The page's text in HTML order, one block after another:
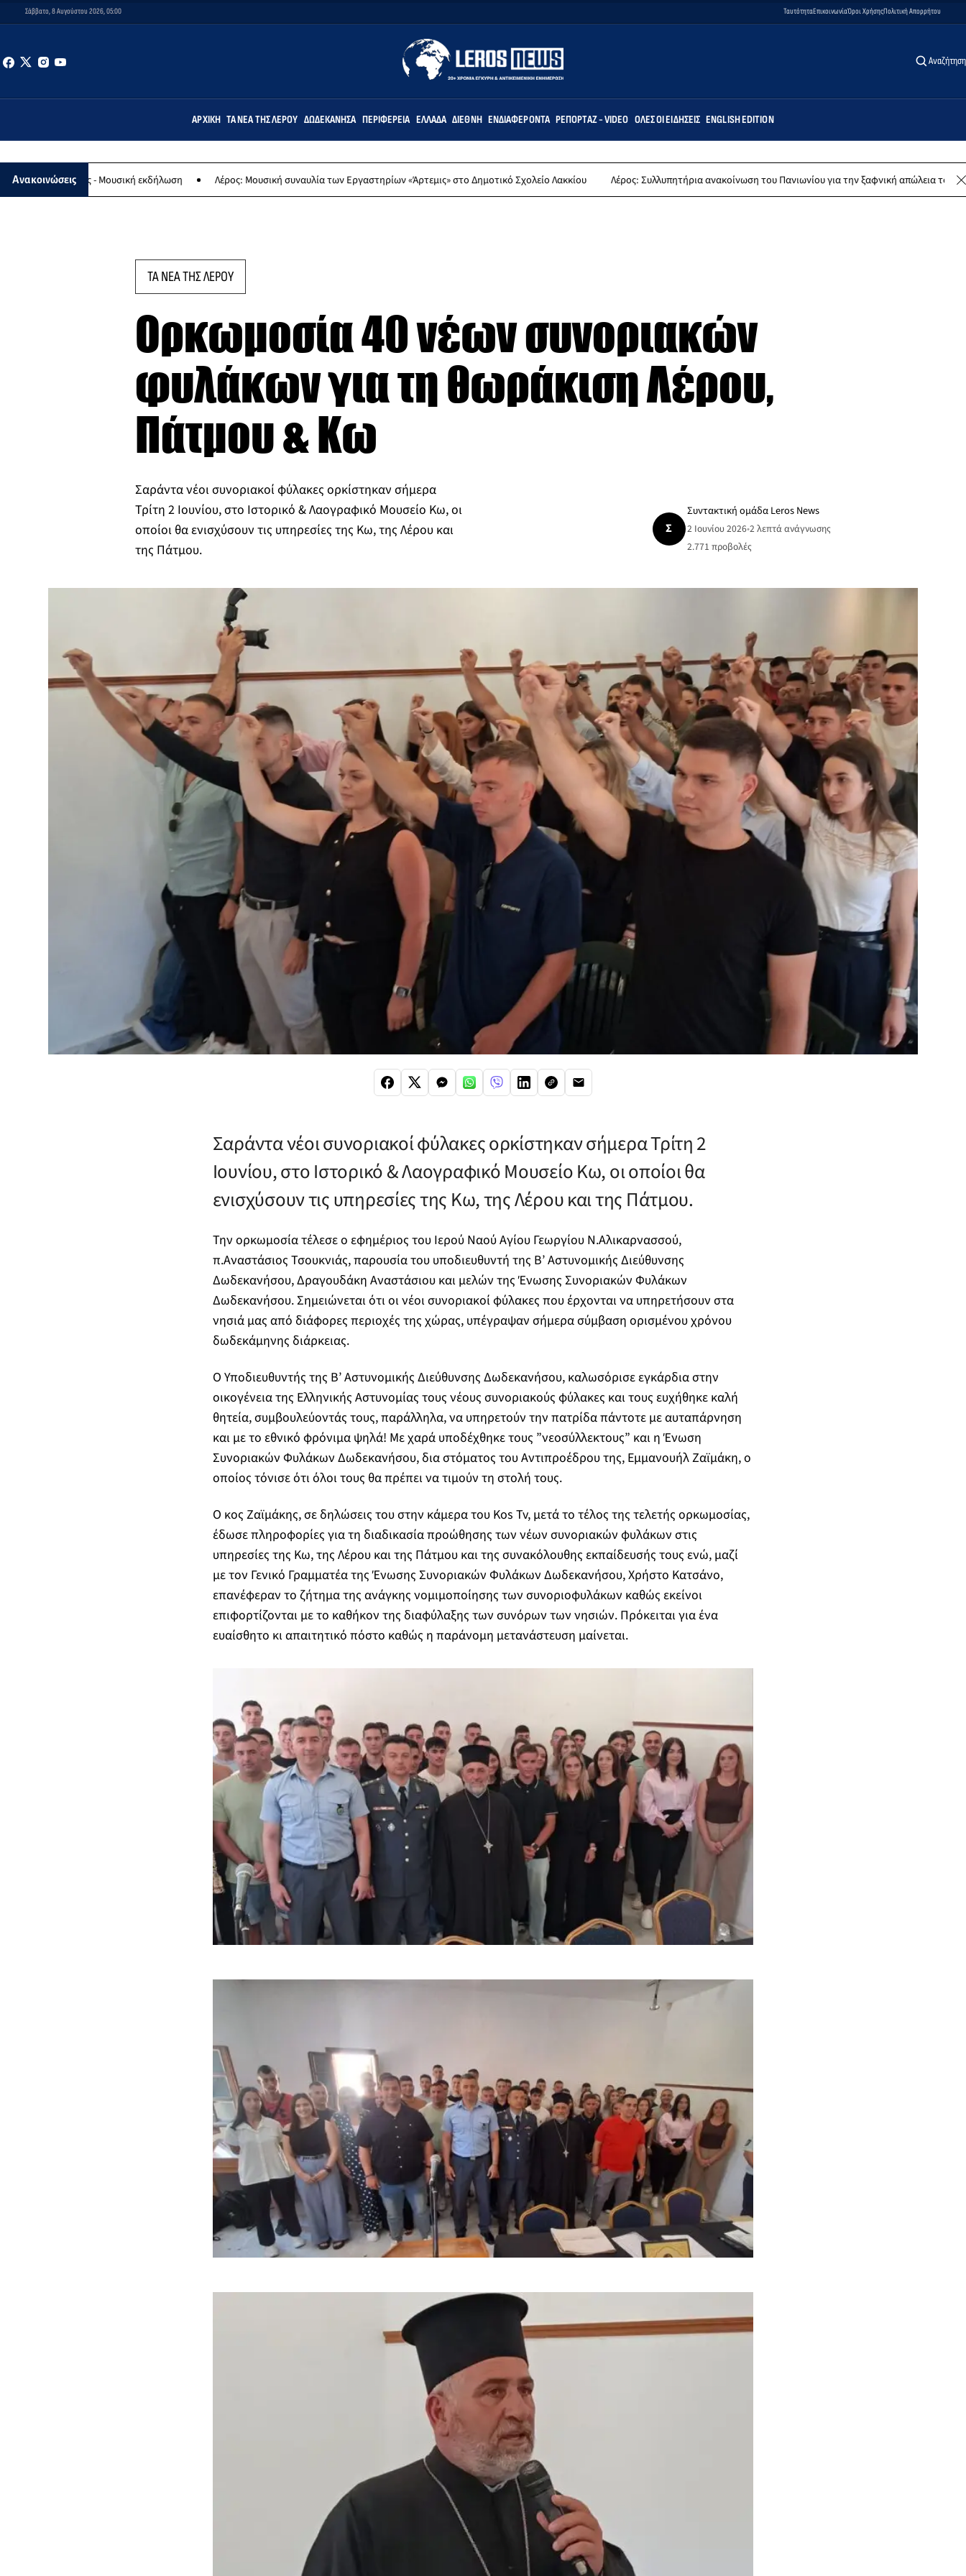
Σάββατο, 8 Αυγούστου 2026, 05:00 ΤαυτότηταΕπικοινωνίαΌροι ΧρήσηςΠολιτική Απορρήτου
Αναζήτηση
ΑΡΧΙΚΉ ΤΑ ΝΈΑ ΤΗΣ ΛΈΡΟΥ ΔΩΔΕΚΆΝΗΣΑ ΠΕΡΙΦΈΡΕΙΑ ΕΛΛΆΔΑ ΔΙΕΘΝΉ ΕΝΔΙΑΦΈΡΟΝΤΑ ΡΕΠΟΡΤΆΖ - VIDEO ΌΛΕΣ ΟΙ ΕΙΔΉΣΕΙΣ ENGLISH EDITION
Ανακοινώσεις
- Μουσική εκδήλωση Λέρος: Μουσική συναυλία των Εργαστηρίων «Άρτεμις» στο Δημοτικό Σχολείο Λακκίου Λέρος: Συλλυπητήρια ανακοίνωση του Πανιωνίου για την ξαφνική απώλεια του Δημήτρη
ΤΑ ΝΕΑ ΤΗΣ ΛΕΡΟΥ
Ορκωμοσία 40 νέων συνοριακών
φυλάκων για τη θωράκιση Λέρου,
Πάτμου & Κω
Σαράντα νέοι συνοριακοί φύλακες ορκίστηκαν σήμερα
Τρίτη 2 Ιουνίου, στο Ιστορικό & Λαογραφικό Μουσείο Κω, οι
οποίοι θα ενισχύσουν τις υπηρεσίες της Κω, της Λέρου και
της Πάτμου.
Σ
Συντακτική ομάδα Leros News
2 Ιουνίου 2026•2 λεπτά ανάγνωσης
2.771 προβολές
Σαράντα νέοι συνοριακοί φύλακες ορκίστηκαν σήμερα Τρίτη 2
Ιουνίου, στο Ιστορικό & Λαογραφικό Μουσείο Κω, οι οποίοι θα
ενισχύσουν τις υπηρεσίες της Κω, της Λέρου και της Πάτμου.
Την ορκωμοσία τέλεσε ο εφημέριος του Ιερού Ναού Αγίου Γεωργίου Ν.Αλικαρνασσού,
π.Αναστάσιος Τσουκνιάς, παρουσία του υποδιευθυντή της Β’ Αστυνομικής Διεύθυνσης
Δωδεκανήσου, Δραγουδάκη Αναστάσιου και μελών της Ένωσης Συνοριακών Φυλάκων
Δωδεκανήσου. Σημειώνεται ότι οι νέοι συνοριακοί φύλακες που έρχονται να υπηρετήσουν στα
νησιά μας από διάφορες περιοχές της χώρας, υπέγραψαν σήμερα σύμβαση ορισμένου χρόνου
δωδεκάμηνης διάρκειας.
Ο Υποδιευθυντής της Β’ Αστυνομικής Διεύθυνσης Δωδεκανήσου, καλωσόρισε εγκάρδια στην
οικογένεια της Ελληνικής Αστυνομίας τους νέους συνοριακούς φύλακες και τους ευχήθηκε καλή
θητεία, συμβουλεύοντάς τους, παράλληλα, να υπηρετούν την πατρίδα πάντοτε με αυταπάρνηση
και με το εθνικό φρόνιμα ψηλά! Με χαρά υποδέχθηκε τους ”νεοσύλλεκτους” και η Ένωση
Συνοριακών Φυλάκων Δωδεκανήσου, δια στόματος του Αντιπροέδρου της, Εμμανουήλ Ζαϊμάκη, ο
οποίος τόνισε ότι όλοι τους θα πρέπει να τιμούν τη στολή τους.
Ο κος Ζαϊμάκης, σε δηλώσεις του στην κάμερα του Kos Tv, μετά το τέλος της τελετής ορκωμοσίας,
έδωσε πληροφορίες για τη διαδικασία προώθησης των νέων συνοριακών φυλάκων στις
υπηρεσίες της Κω, της Λέρου και της Πάτμου και της συνακόλουθης εκπαίδευσής τους ενώ, μαζί
με τον Γενικό Γραμματέα της Ένωσης Συνοριακών Φυλάκων Δωδεκανήσου, Χρήστο Κατσάνο,
επανέφεραν το ζήτημα της ανάγκης νομιμοποίησης των συνοριοφυλάκων καθώς εκείνοι
επιφορτίζονται με το καθήκον της διαφύλαξης των συνόρων των νησιών. Πρόκειται για ένα
ευαίσθητο κι απαιτητικό πόστο καθώς η παράνομη μετανάστευση μαίνεται.